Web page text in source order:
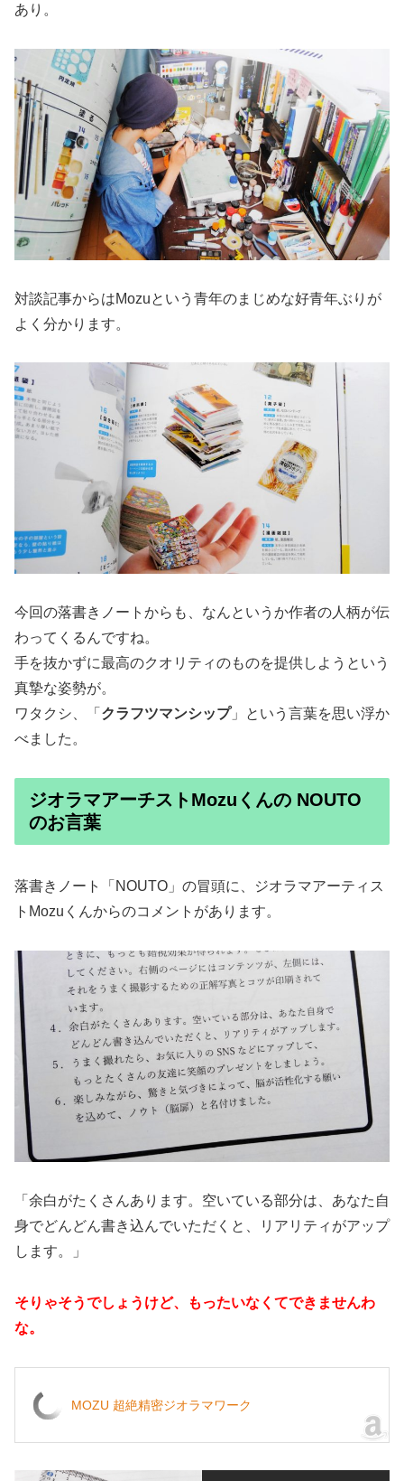
あり。
対談記事からはMozuという青年のまじめな好青年ぶりが
よく分かります。
今回の落書きノートからも、なんというか作者の人柄が伝
わってくるんですね。
手を抜かずに最高のクオリティのものを提供しようという
真摯な姿勢が。
ワタクシ、「 クラフツマンシップ」という言葉を思い浮か
べました。
ジオラマアーチストMozuくんの NOUTO
のお言葉
落書きノート「NOUTO」の冒頭に、ジオラマアーティス
トMozuくんからのコメントがあります。
「余白がたくさんあります。空いている部分は、あなた自
身でどんどん書き込んでいただくと、リアリティがアップ
します。」
そりゃそうでしょうけど、もったいなくてできませんわ
な。
MOZU 超絶精密ジオラマワーク